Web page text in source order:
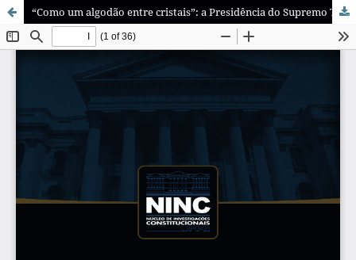
“Como um algodão entre cristais”: a Presidência do Supremo Tribunal Federal na era da “ministrocracia”